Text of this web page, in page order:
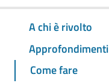
A chi è rivolto
Approfondimenti
Come fare